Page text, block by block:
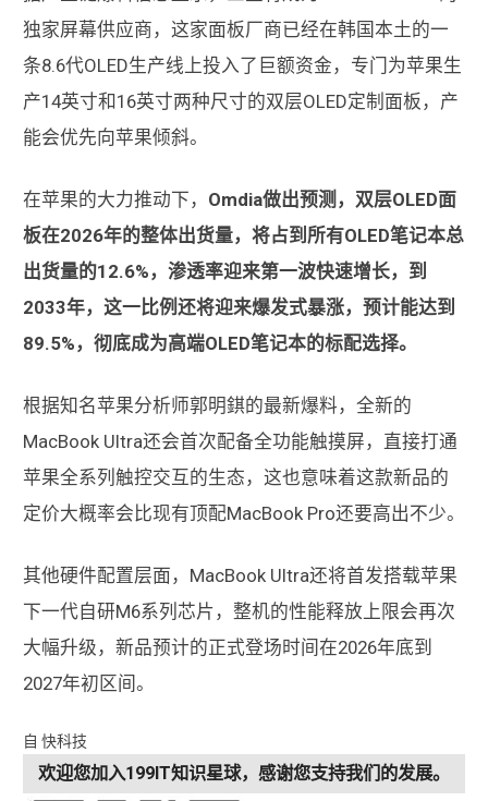
独家屏幕供应商，这家面板厂商已经在韩国本土的一
条8.6代OLED生产线上投入了巨额资金，专门为苹果生
产14英寸和16英寸两种尺寸的双层OLED定制面板，产
能会优先向苹果倾斜。
在苹果的大力推动下， Omdia做出预测，双层OLED面
板在2026年的整体出货量，将占到所有OLED笔记本总
出货量的12.6%，渗透率迎来第一波快速增长，到
2033年，这一比例还将迎来爆发式暴涨，预计能达到
89.5%，彻底成为高端OLED笔记本的标配选择。
根据知名苹果分析师郭明錤的最新爆料，全新的
MacBook Ultra还会首次配备全功能触摸屏，直接打通
苹果全系列触控交互的生态，这也意味着这款新品的
定价大概率会比现有顶配MacBook Pro还要高出不少。
其他硬件配置层面，MacBook Ultra还将首发搭载苹果
下一代自研M6系列芯片，整机的性能释放上限会再次
大幅升级，新品预计的正式登场时间在2026年底到
2027年初区间。
自 快科技
欢迎您加入199IT知识星球，感谢您支持我们的发展。